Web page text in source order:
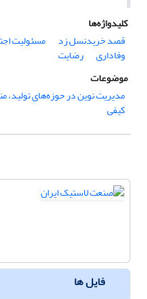
کلیدواژه‌ها
قصد خریدنسل زد
مسئولیت
وفاداری
رضایت
موضوعات
مدیریت نوین در حوزه‌های تولید،
کیفی
فایل ها